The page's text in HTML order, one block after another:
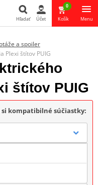
Hľadať Účet
0
Košík Menu
a spoiler
Plexi štítov PUIG
štítov PUIG
kompatibilné súčiastky: